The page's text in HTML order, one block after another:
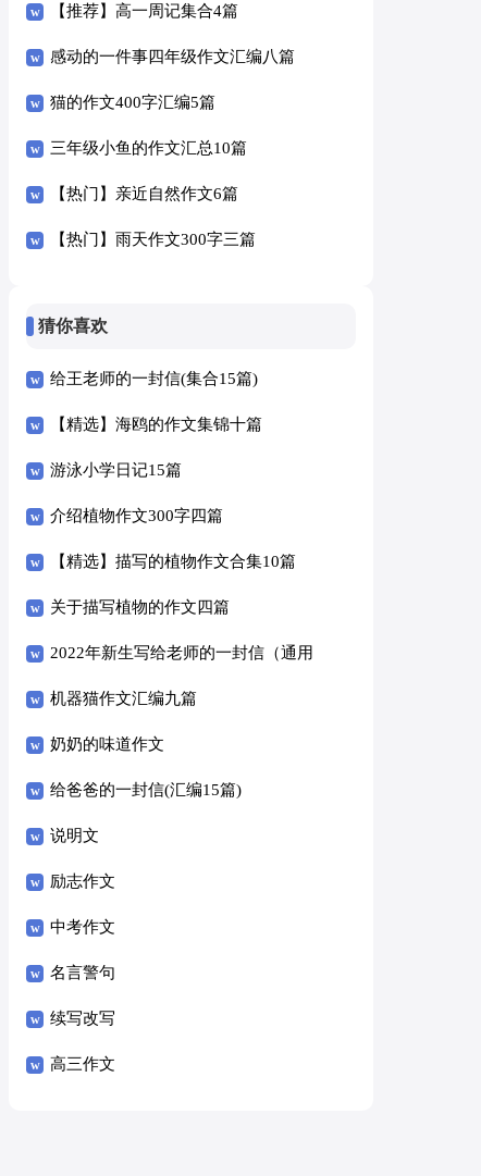
【推荐】高一周记集合4篇
感动的一件事四年级作文汇编八篇
猫的作文400字汇编5篇
三年级小鱼的作文汇总10篇
【热门】亲近自然作文6篇
【热门】雨天作文300字三篇
猜你喜欢
给王老师的一封信(集合15篇)
【精选】海鸥的作文集锦十篇
游泳小学日记15篇
介绍植物作文300字四篇
【精选】描写的植物作文合集10篇
关于描写植物的作文四篇
2022年新生写给老师的一封信（通用
8篇）
机器猫作文汇编九篇
奶奶的味道作文
给爸爸的一封信(汇编15篇)
说明文
励志作文
中考作文
名言警句
续写改写
高三作文